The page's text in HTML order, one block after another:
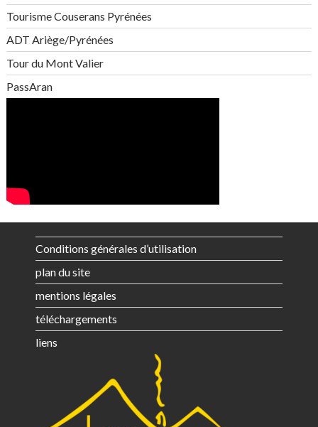
Tourisme Couserans Pyrénées
ADT Ariège/Pyrénées
Tour du Mont Valier
PassAran
Conditions générales d’utilisation
plan du site
mentions légales
téléchargements
liens